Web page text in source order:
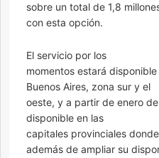
sobre un total de 1,8
con esta opción.
El servicio por los
momentos estará
Buenos Aires, zona sur y el
oeste, y a partir de enero
disponible en las
capitales provinciales
además de ampliar su